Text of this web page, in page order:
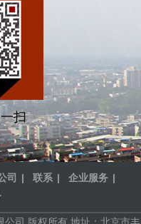
扫
司 联系
企业服务